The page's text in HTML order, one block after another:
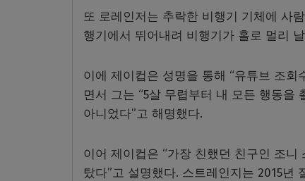
또 로레인저는 추락한 비행기 기체에 사
행기에서 뛰어내려 비행기가 홀로 멀리
이에 제이컵은 성명을 통해 “유튜브 조
면서 그는 “5살 무렵부터 내 모든 행동을
아니었다”고 해명했다.
이어 제이컵은 “가장 친했던 친구인 조
탔다”고 설명했다. 스트레인지는 2015년